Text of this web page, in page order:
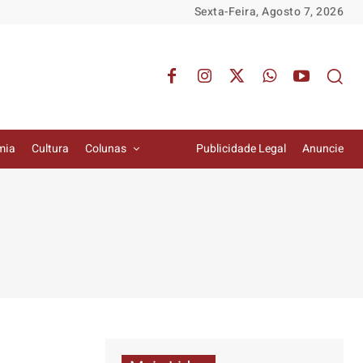
Sexta-Feira, Agosto 7, 2026
Cultura Colunas Publicidade Legal Anuncie